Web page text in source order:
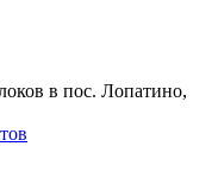
в пос. Лопатино,